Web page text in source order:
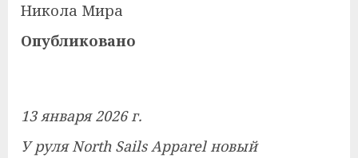
Никола Мира
Опубликовано
13 января 2026 г.
У руля North Sails Apparel новый